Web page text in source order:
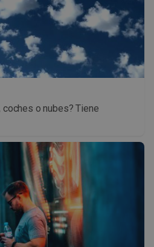
o nubes? Tiene